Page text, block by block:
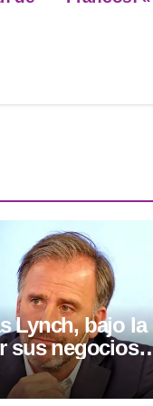
Lynch, bajo la
sus negocios
medio del
la Ley de